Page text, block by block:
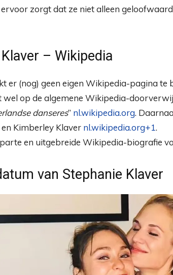
zorgt dat ze niet alleen
– Wikipedia
er (nog) geen eigen Wikipedia-pagina te
wel op de algemene Wikipedia-
danseres” nl.wikipedia.org.
Kimberley Klaver nl.wikipedia.org+1.
en uitgebreide Wikipedia-biografie
van Stephanie Klaver